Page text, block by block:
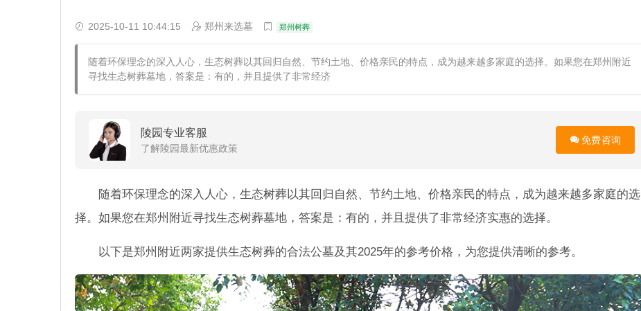
2025-10-11 10:44:15 郑州来选墓 郑州树葬
随着环保理念的深入人心，生态树葬以其回归自然、节约土地、价格亲民的特点，成为越来越多家庭的选择。如果您在郑州附近
寻找生态树葬墓地，答案是：有的，并且提供了非常经济
陵园专业客服
了解陵园最新优惠政策
免费咨询
随着环保理念的深入人心，生态树葬以其回归自然、节约土地、价格亲民的特点，成为越来越多家庭的选
择。如果您在郑州附近寻找生态树葬墓地，答案是：有的，并且提供了非常经济实惠的选择。
以下是郑州附近两家提供生态树葬的合法公墓及其2025年的参考价格，为您提供清晰的参考。